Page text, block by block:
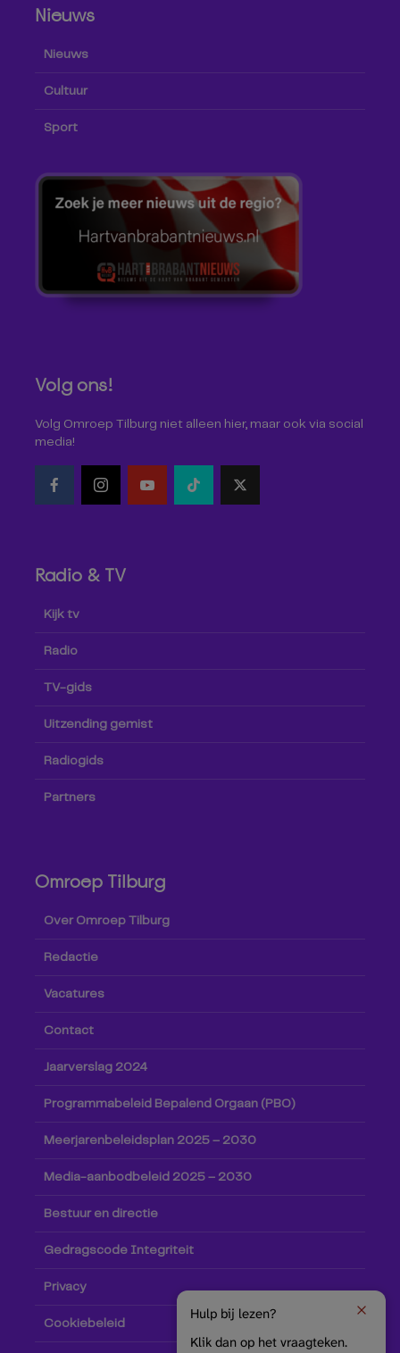
Nieuws
Nieuws
Cultuur
Sport
Volg ons!
Volg Omroep Tilburg niet alleen hier, maar ook via social
media!
Radio & TV
Kijk tv
Radio
TV-gids
Uitzending gemist
Radiogids
Partners
Omroep Tilburg
Over Omroep Tilburg
Redactie
Vacatures
Contact
Jaarverslag 2024
Programmabeleid Bepalend Orgaan (PBO)
Meerjarenbeleidsplan 2025 – 2030
Media-aanbodbeleid 2025 – 2030
Bestuur en directie
Gedragscode Integriteit
Privacy
Cookiebeleid
Hulp bij lezen?
Klik dan op het vraagteken.